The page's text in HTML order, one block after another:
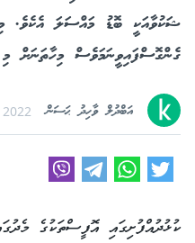
ޝަކުވާއަކީ ބޮޑު މައްސަލަ އެކެވެ.
ގެންގޮސްފައިވީނަމަވެސް މިހާތަނަށް
އަބްދުލް ވާހިދު ޙަސަން
ކުޅުދުއްފުށިގައި އޮފީސްތަކުގެ